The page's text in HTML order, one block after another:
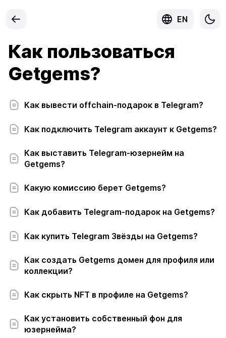
EN
Как пользоваться
Getgems?
Как вывести offchain-подарок в Telegram?
Как подключить Telegram аккаунт к Getgems?
Как выставить Telegram-юзернейм на
Getgems?
Какую комиссию берет Getgems?
Как добавить Telegram-подарок на Getgems?
Как купить Telegram Звёзды на Getgems?
Как создать Getgems домен для профиля или
коллекции?
Как скрыть NFT в профиле на Getgems?
Как установить собственный фон для
юзернейма?